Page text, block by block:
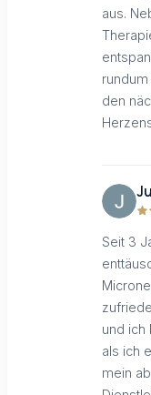
aus.
den
Seit 3
und ich
als ich
mein